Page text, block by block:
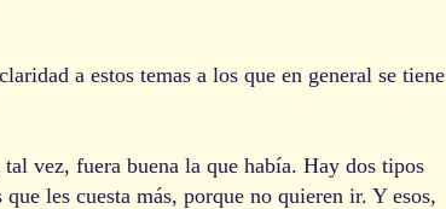
a estos temas a los que en general se tiene
vez, fuera buena la que había. Hay dos tipos
les cuesta más, porque no quieren ir. Y esos,